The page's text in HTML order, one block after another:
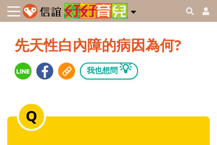
先天性白內障的病因為何?
我也想問 💡